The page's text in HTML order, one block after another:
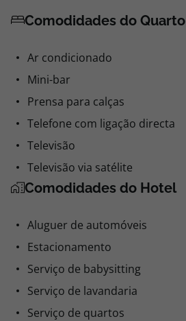
Comodidades do Quarto
Ar condicionado
Mini-bar
Prensa para calças
Telefone com ligação directa
Televisão
Televisão via satélite
Comodidades do Hotel
Aluguer de automóveis
Estacionamento
Serviço de babysitting
Serviço de lavandaria
Serviço de quartos